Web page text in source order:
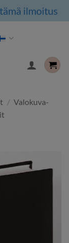
ilmoitus
/ Valokuva-